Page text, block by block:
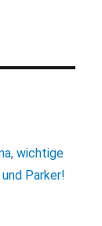
wichtige
Parker!